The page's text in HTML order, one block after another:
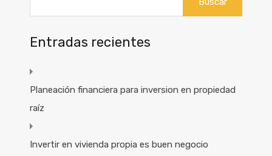
Entradas recientes
Planeación financiera para inversion en propiedad
raíz
Invertir en vivienda propia es buen negocio